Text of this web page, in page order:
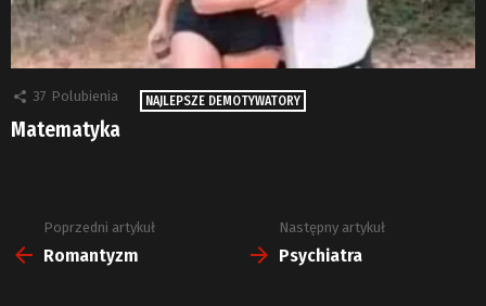
37 Polubienia NAJLEPSZE DEMOTYWATORY
Matematyka
Zobacz
więcej
Poprzedni artykuł
Romantyzm
Następny artykuł
Psychiatra